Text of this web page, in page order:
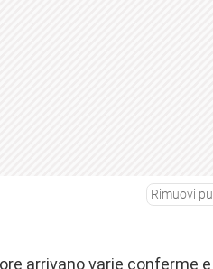
Rimuovi
arrivano varie conferme